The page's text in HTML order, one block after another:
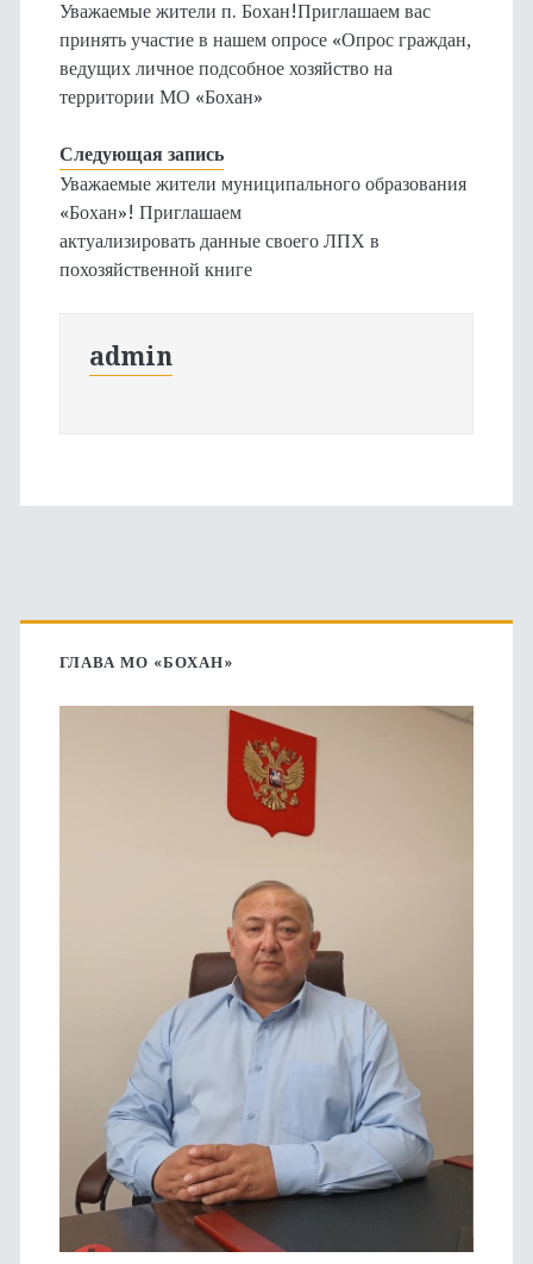
Уважаемые жители п. Бохан!Приглашаем вас
принять участие в нашем опросе «Опрос граждан,
ведущих личное подсобное хозяйство на
территории МО «Бохан»
Следующая запись
Уважаемые жители муниципального образования
«Бохан»! Приглашаем
актуализировать данные своего ЛПХ в
похозяйственной книге
admin
Основная
боковая
ГЛАВА МО «БОХАН»